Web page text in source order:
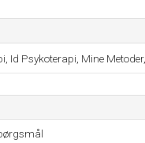
Id Psykoterapi, Mine